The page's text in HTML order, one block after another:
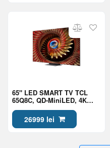
65" LED SMART TV TCL
65Q8C, QD-MiniLED, 4K
UHD, Google TV, Black
26999 lei